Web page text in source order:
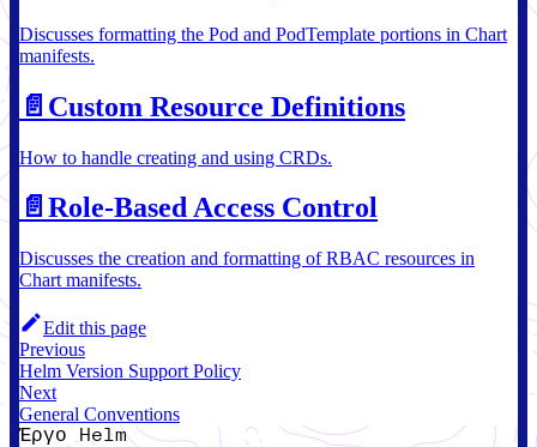
Discusses formatting the Pod and PodTemplate portions in Chart
manifests.
📄️ Custom Resource Definitions
How to handle creating and using CRDs.
📄️ Role-Based Access Control
Discusses the creation and formatting of RBAC resources in
Chart manifests.
Edit this page
Previous
Helm Version Support Policy
Next
General Conventions
Έργο Helm